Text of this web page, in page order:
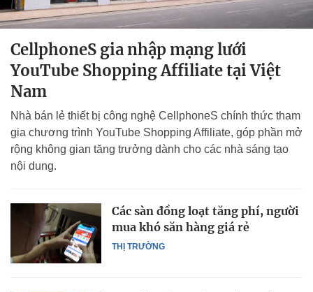
CellphoneS gia nhập mạng lưới
YouTube Shopping Affiliate tại Việt
Nam
Nhà bán lẻ thiết bị công nghệ CellphoneS chính thức tham
gia chương trình YouTube Shopping Affiliate, góp phần mở
rộng không gian tăng trưởng dành cho các nhà sáng tạo
nội dung.
THỊ TRƯỜNG
Các sàn đồng loạt tăng phí, người
mua khó săn hàng giá rẻ